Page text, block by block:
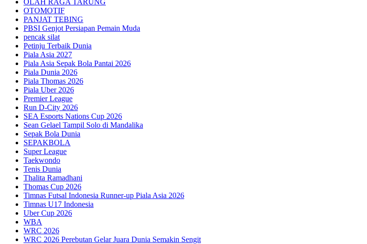
OTOMOTIF
PANJAT TEBING
PBSI Genjot Persiapan Pemain Muda
pencak silat
Petinju Terbaik Dunia
Piala Asia 2027
Piala Asia Sepak Bola Pantai 2026
Piala Dunia 2026
Piala Thomas 2026
Piala Uber 2026
Premier League
Run D-City 2026
SEA Esports Nations Cup 2026
Sean Gelael Tampil Solo di Mandalika
Sepak Bola Dunia
SEPAKBOLA
Super League
Taekwondo
Tenis Dunia
Thalita Ramadhani
Thomas Cup 2026
Timnas Futsal Indonesia Runner-up Piala Asia 2026
Timnas U17 Indonesia
Uber Cup 2026
WBA
WRC 2026
WRC 2026 Perebutan Gelar Juara Dunia Semakin Sengit